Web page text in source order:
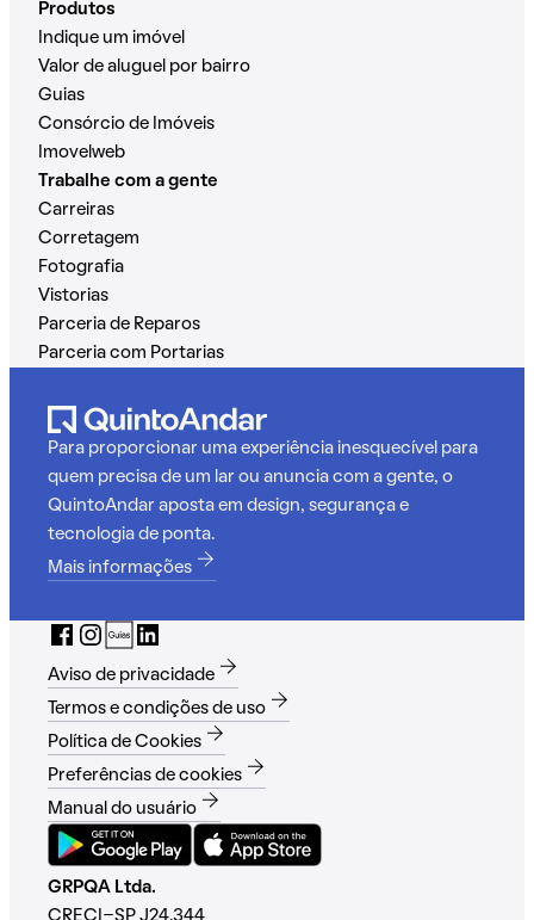
Produtos
Indique um imóvel
Valor de aluguel por bairro
Guias
Consórcio de Imóveis
Imovelweb
Trabalhe com a gente
Carreiras
Corretagem
Fotografia
Vistorias
Parceria de Reparos
Parceria com Portarias
Para proporcionar uma experiência inesquecível para
quem precisa de um lar ou anuncia com a gente, o
QuintoAndar aposta em design, segurança e
tecnologia de ponta.
Mais informações
Aviso de privacidade
Termos e condições de uso
Política de Cookies
Preferências de cookies
Manual do usuário
GRPQA Ltda.